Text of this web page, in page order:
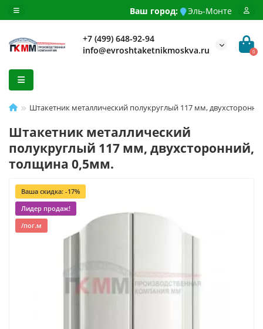
Ваш город: Эль-Монте
+7 (499) 648-92-94
info@evroshtaketnikmoskva.ru
0
Штакетник металлический полукруглый 117 мм,
Штакетник металлический
полукруглый 117 мм, двухсторонний,
толщина 0,5мм.
Ваша скидка: -17%
Лидер продаж!
/пог.м